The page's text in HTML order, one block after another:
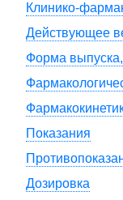
Клинико-
Действующее
Форма выпуска,
Показания
Дозировка